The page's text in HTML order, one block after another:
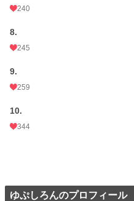
240
8.
245
9.
259
10.
344
ゆぷしろんのプロフィール